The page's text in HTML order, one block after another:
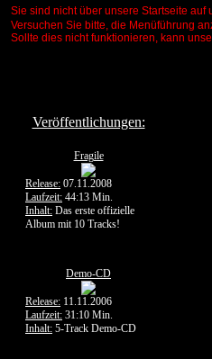
Sie sind nicht über unsere Startseite
Versuchen Sie bitte, die Menüführung
Sollte dies nicht funktionieren, kann
Veröffentlichungen:
Fragile
Release: 07.11.2008
Laufzeit: 44:13 Min.
Inhalt: Das erste offizielle
Album mit 10 Tracks!
Demo-CD
Release: 11.11.2006
Laufzeit: 31:10 Min.
Inhalt: 5-Track Demo-CD